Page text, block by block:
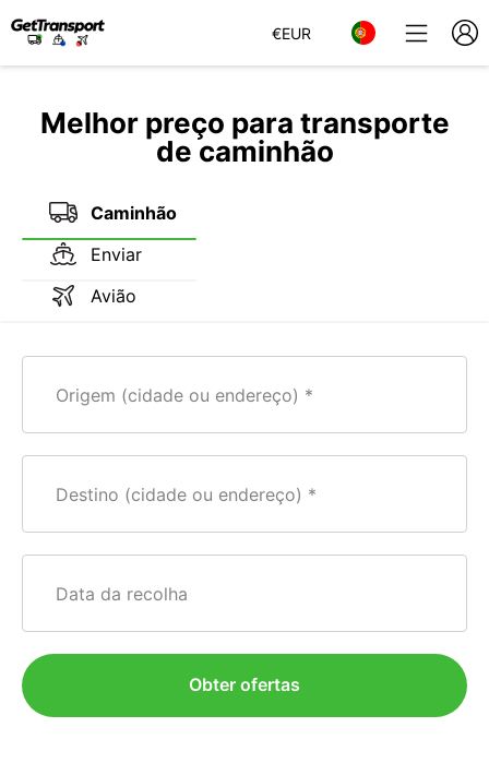
€EUR
Melhor preço para transporte
de caminhão
Caminhão
Enviar
Avião
Origem (cidade ou endereço)
Destino (cidade ou endereço)
Data da recolha
Obter ofertas